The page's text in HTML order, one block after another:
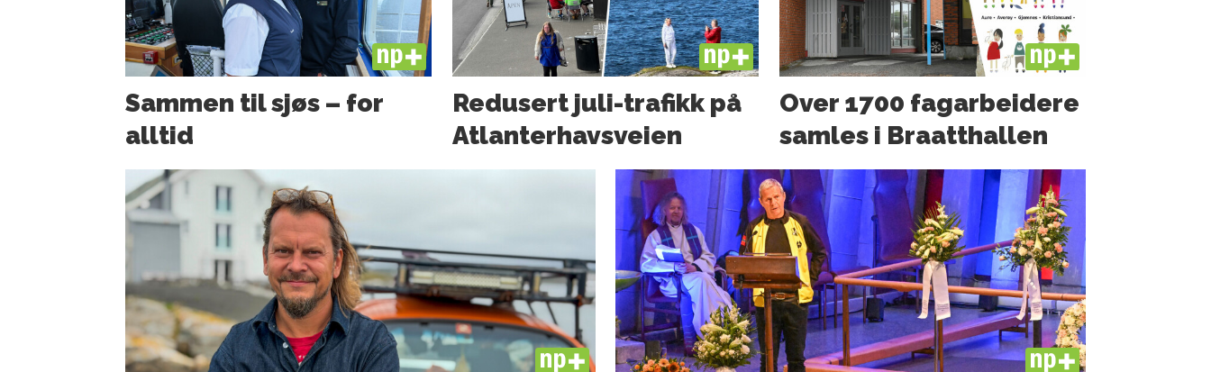
PLUS
Sammen til sjøs – for
alltid
PLUS
Redusert juli-trafikk på
Atlanter­havsveien
PLUS
Over 1700 fagarbeidere
samles i Braatthallen
PLUS PLUS